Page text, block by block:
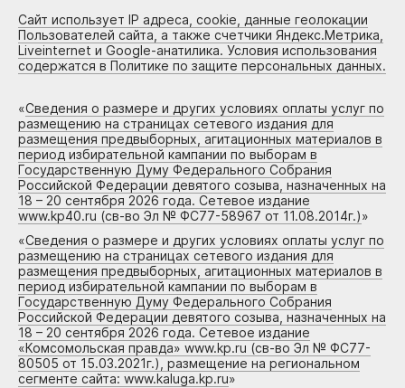
Сайт использует IP адреса, cookie, данные геолокации
Пользователей сайта, а также счетчики Яндекс.Метрика,
Liveinternet и Google-анатилика. Условия использования
содержатся в Политике по защите персональных данных.
«Сведения о размере и других условиях оплаты услуг по
размещению на страницах сетевого издания для
размещения предвыборных, агитационных материалов в
период избирательной кампании по выборам в
Государственную Думу Федерального Собрания
Российской Федерации девятого созыва, назначенных на
18 – 20 сентября 2026 года. Сетевое издание
www.kp40.ru (св-во Эл № ФС77-58967 от 11.08.2014г.)»
«Сведения о размере и других условиях оплаты услуг по
размещению на страницах сетевого издания для
размещения предвыборных, агитационных материалов в
период избирательной кампании по выборам в
Государственную Думу Федерального Собрания
Российской Федерации девятого созыва, назначенных на
18 – 20 сентября 2026 года. Сетевое издание
«Комсомольская правда» www.kp.ru (св-во Эл № ФС77-
80505 от 15.03.2021г.), размещение на региональном
сегменте сайта: www.kaluga.kp.ru»